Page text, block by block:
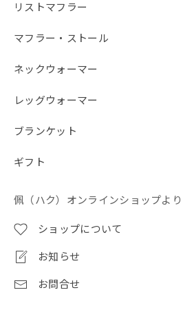
リストマフラー
マフラー・ストール
ネックウォーマー
レッグウォーマー
ブランケット
ギフト
佩（ハク）オンラインショップより
ショップについて
お知らせ
お問合せ